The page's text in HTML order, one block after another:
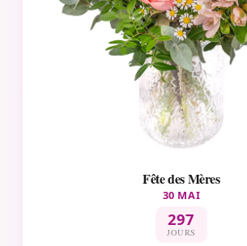
Fête des Mères
30 MAI
297
JOURS